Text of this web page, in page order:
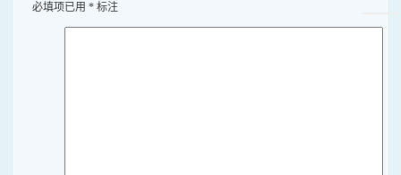
必填项已用 * 标注